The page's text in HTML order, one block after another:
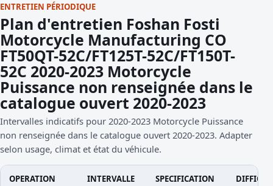
ENTRETIEN PÉRIODIQUE
Plan d'entretien Foshan Fosti
Motorcycle Manufacturing CO
FT50QT-52C/FT125T-52C/FT150T-
52C 2020-2023 Motorcycle
Puissance non renseignée dans le
catalogue ouvert 2020-2023
Intervalles indicatifs pour 2020-2023 Motorcycle Puissance
non renseignée dans le catalogue ouvert 2020-2023. Adapter
selon usage, climat et état du véhicule.
OPERATION INTERVALLE SPECIFICATION